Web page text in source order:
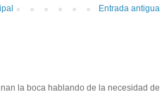
Entrada antigua
la boca hablando de la necesidad de